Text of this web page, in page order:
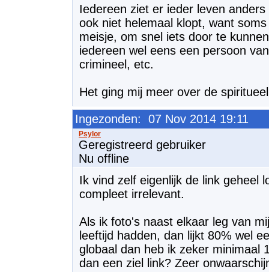
Iedereen ziet er ieder leven
ook niet helemaal klopt, want
meisje, om snel iets door te
iedereen wel eens een persoon
crimineel, etc.
Het ging mij meer over de
Ingezonden: 07 Nov 2014 19:11
Geregistreerd gebruiker
Nu offline
Ik vind zelf eigenlijk de link geheel
compleet irrelevant.
Als ik foto's naast elkaar leg van
leeftijd hadden, dan lijkt 80% wel
globaal dan heb ik zeker minimaal
dan een ziel link? Zeer